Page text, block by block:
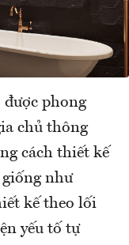
phong
chủ thông
cách thiết kế
như
kế theo lối
yếu tố tự